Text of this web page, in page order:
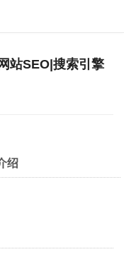
站SEO|搜索引擎
绍